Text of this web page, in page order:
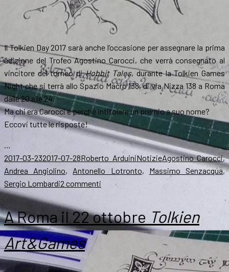
Il Tolkien Day 2017 sarà anche l’occasione per assegnare la prima
edizione del Trofeo Agostino Carocci, che verrà consegnato al
vincitore del torneo diHobbit Tales, durante la Tolkien Games
Night che si terrà allo Spazio Macro 138, di via Nizza 138 a Roma
dalle 20 alle 24.
Ma chi era Carocci e perché intitolare un premio a suo nome?
Eccovi tutte le risposte!
…
Scritto
il
2017-03-232017-07-28Autore
Roberto ArduiniCategorie
NotizieTag
Agostino Carocci,
Andrea Angiolino, Antonello Lotronto, Massimo Senzacqua,
Sergio Lombardi2 commenti
un
trofeo
A Roma il 22 ottobre Tolkien
Art&Games